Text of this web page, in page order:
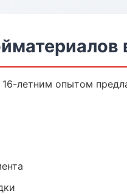
летним опытом